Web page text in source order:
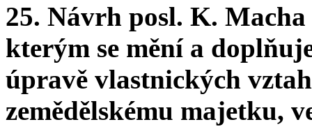
25. Návrh posl. K.
kterým se mění a
úpravě vlastnických
zemědělskému majetku,